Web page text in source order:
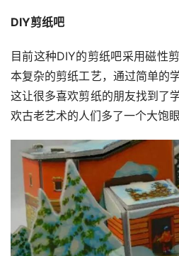
DIY剪纸吧
目前这种DIY的剪纸吧采用磁性
本复杂的剪纸工艺，通过简单的
这让很多喜欢剪纸的朋友找到了
欢古老艺术的人们多了一个大饱